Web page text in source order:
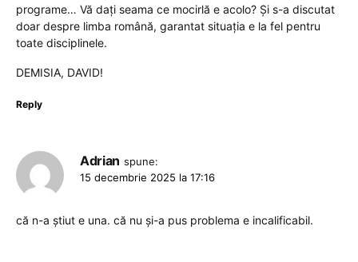
programe… Vă dați seama ce mocirlă e acolo? Și s-a discutat
doar despre limba română, garantat situația e la fel pentru
toate disciplinele.
DEMISIA, DAVID!
Reply
Adrian spune:
15 decembrie 2025 la 17:16
că n-a știut e una. că nu și-a pus problema e incalificabil.